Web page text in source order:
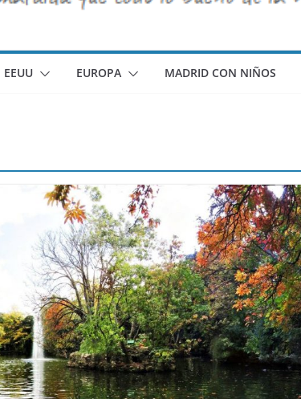
EEUU EUROPA MADRID CON NIÑOS